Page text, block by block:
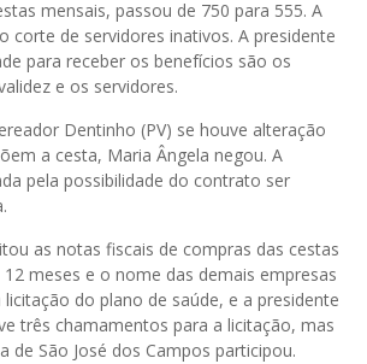
mensais, passou de 750 para 555. A
corte de servidores inativos. A presidente
para receber os benefícios são os
e os servidores.
Dentinho (PV) se houve alteração
a cesta, Maria Ângela negou. A
pela possibilidade do contrato ser
as notas fiscais de compras das cestas
meses e o nome das demais empresas
do plano de saúde, e a presidente
três chamamentos para a licitação, mas
de São José dos Campos participou.